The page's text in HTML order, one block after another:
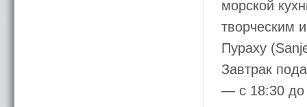
морской
творческим
Пураху
Завтрак
— с 18:30 до